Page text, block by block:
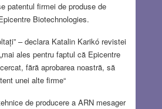
patentul firmei de produse de
Biotechnologies.
– declara Katalin Karikó revistei
ales pentru faptul că Epicentre
fără aprobarea noastră, să
unei alte firme“
de producere a ARN mesager